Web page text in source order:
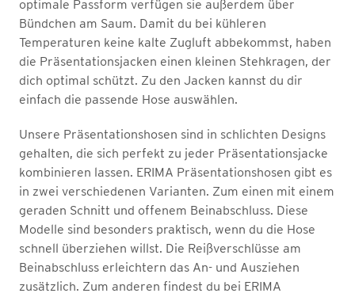
optimale Passform verfügen sie außerdem über
Bündchen am Saum. Damit du bei kühleren
Temperaturen keine kalte Zugluft abbekommst, haben
die Präsentationsjacken einen kleinen Stehkragen, der
dich optimal schützt. Zu den Jacken kannst du dir
einfach die passende Hose auswählen.
Unsere Präsentationshosen sind in schlichten Designs
gehalten, die sich perfekt zu jeder Präsentationsjacke
kombinieren lassen. ERIMA Präsentationshosen gibt es
in zwei verschiedenen Varianten. Zum einen mit einem
geraden Schnitt und offenem Beinabschluss. Diese
Modelle sind besonders praktisch, wenn du die Hose
schnell überziehen willst. Die Reißverschlüsse am
Beinabschluss erleichtern das An- und Ausziehen
zusätzlich. Zum anderen findest du bei ERIMA